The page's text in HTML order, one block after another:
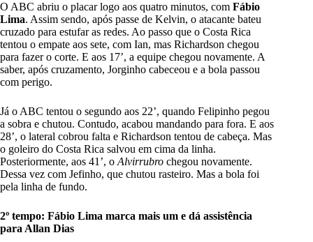
O ABC abriu o placar logo aos quatro minutos, com Fábio
Lima. Assim sendo, após passe de Kelvin, o atacante bateu
cruzado para estufar as redes. Ao passo que o Costa Rica
tentou o empate aos sete, com Ian, mas Richardson chegou
para fazer o corte. E aos 17’, a equipe chegou novamente. A
saber, após cruzamento, Jorginho cabeceou e a bola passou
com perigo.
Já o ABC tentou o segundo aos 22’, quando Felipinho pegou
a sobra e chutou. Contudo, acabou mandando para fora. E aos
28’, o lateral cobrou falta e Richardson tentou de cabeça. Mas
o goleiro do Costa Rica salvou em cima da linha.
Posteriormente, aos 41’, o Alvirrubro chegou novamente.
Dessa vez com Jefinho, que chutou rasteiro. Mas a bola foi
pela linha de fundo.
2º tempo: Fábio Lima marca mais um e dá assistência
para Allan Dias